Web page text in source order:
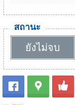
สถานะ
ยังไม่จบ